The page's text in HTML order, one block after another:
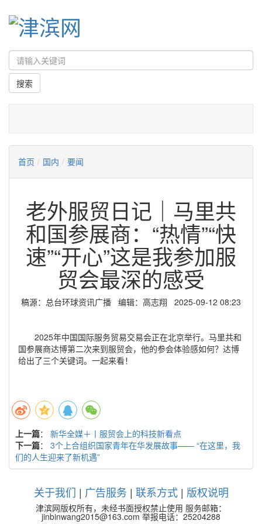
首页 / 国内 / 要闻
老外服贸日记｜马里共
和国参展商：“热情”“快
速”“开心”这是我参加服
贸会最深的感受
稿源：总台环球资讯广播 编辑：高志翔 2025-09-12 08:23
2025年中国国际服务贸易交易会正在北京举行。马里共和
国参展商达博第二次来到服贸会，他的参会体验感如何？达博
给出了三个关键词。一起来看！
上一篇： 新华全媒＋丨服贸会上的科技新看点
下一篇： 3个上合组织国家青年在华发展故事—— “在这里，我
们的人生迎来了新机遇”
关于我们 | 广告服务 | 联系方式| 版权说明
津滨网版权所有，未经书面授权禁止使用 服务邮箱：
jinbinwang2015@163.com 举报电话：25204288